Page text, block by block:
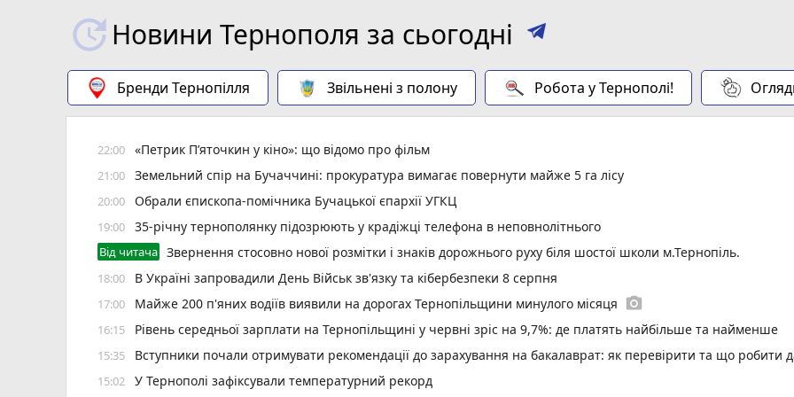
Новини Тернополя за сьогодні
Бренди Тернопілля Звільнені з полону Робота у Тернополі!
22:00 «Петрик П’яточкин у кіно»: що відомо про фільм
21:00 Земельний спір на Бучаччині: прокуратура вимагає повернути майже 5 га лісу
20:00 Обрали єпископа-помічника Бучацької єпархії УГКЦ
19:00 35-річну тернополянку підозрюють у крадіжці телефона в неповнолітнього
Від читача Звернення стосовно нової розмітки і знаків дорожнього руху біля шостої школи м.Тернопіль.
18:00 В Україні запровадили День Військ зв'язку та кібербезпеки 8 серпня
17:00 Майже 200 п'яних водіїв виявили на дорогах Тернопільщини минулого місяця photo_camera
16:15 Рівень середньої зарплати на Тернопільщині у червні зріс на 9,7%: де платять найбільше та найменше
15:35 Вступники почали отримувати рекомендації до зарахування на бакалаврат: як перевірити та що робити
15:02 У Тернополі зафіксували температурний рекорд